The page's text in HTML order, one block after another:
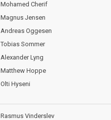
Mohamed Cherif
Magnus Jensen
Andreas Oggesen
Tobias Sommer
Alexander Lyng
Matthew Hoppe
Olti Hyseni
Rasmus Vinderslev